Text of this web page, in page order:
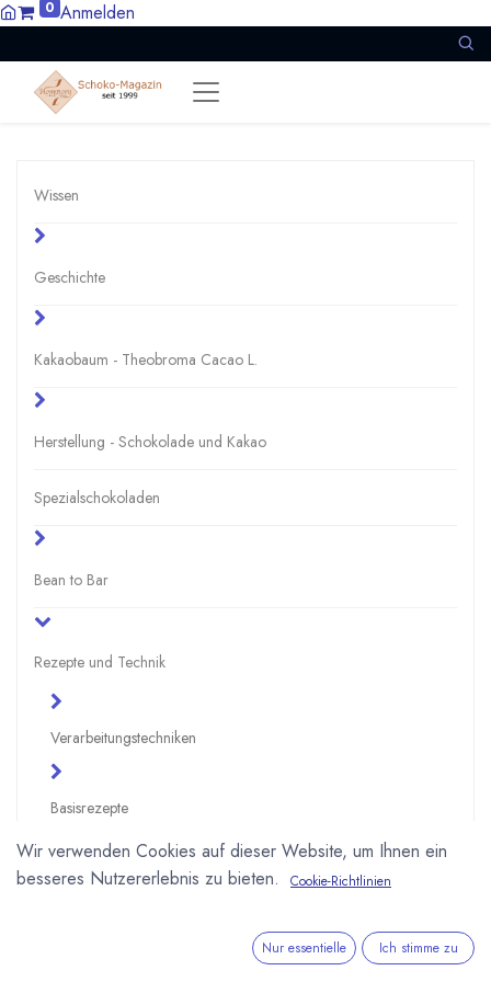
0 Anmelden
Wissen
Geschichte
Kakaobaum - Theobroma Cacao L.
Herstellung - Schokolade und Kakao
Spezialschokoladen
Bean to Bar
Rezepte und Technik
Verarbeitungstechniken
Basisrezepte
Schokoladenrezepte
Vor-, Haupt- und Nachspeisen
Wir verwenden Cookies auf dieser Website, um Ihnen ein
besseres Nutzererlebnis zu bieten.
Cookie-Richtlinien
Nur essentielle Ich stimme zu